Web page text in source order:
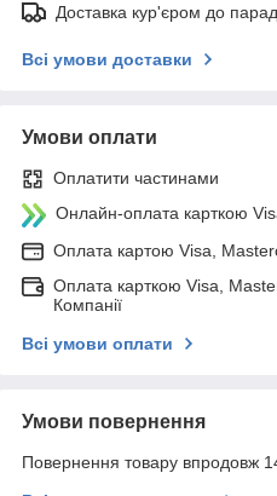
Доставка кур'єром до
Всі умови доставки
Умови оплати
Оплатити частинами
Онлайн-оплата карткою
Оплата картою Visa,
Оплата карткою Visa,
Компанії
Всі умови оплати
Умови повернення
Повернення товару впродовж